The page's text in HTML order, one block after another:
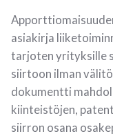
asiakirja
tarjoten yrityksille
siirtoon ilman
dokumentti
kiinteistöjen,
siirron osana